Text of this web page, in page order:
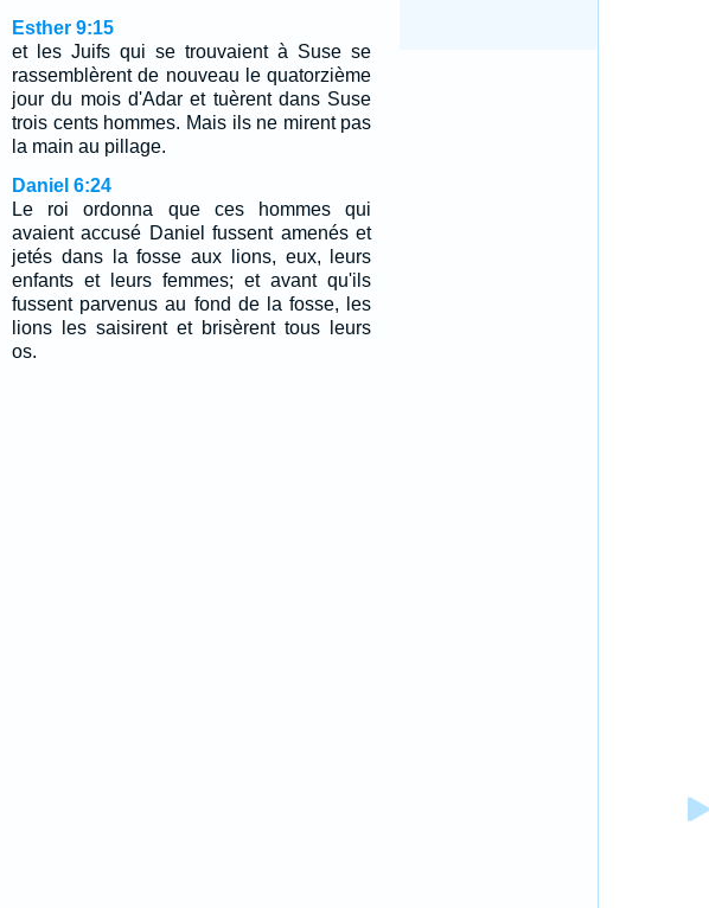
Esther 9:15
et les Juifs qui se trouvaient à Suse se
rassemblèrent de nouveau le quatorzième
jour du mois d'Adar et tuèrent dans Suse
trois cents hommes. Mais ils ne mirent pas
la main au pillage.
Daniel 6:24
Le roi ordonna que ces hommes qui
avaient accusé Daniel fussent amenés et
jetés dans la fosse aux lions, eux, leurs
enfants et leurs femmes; et avant qu'ils
fussent parvenus au fond de la fosse, les
lions les saisirent et brisèrent tous leurs
os.